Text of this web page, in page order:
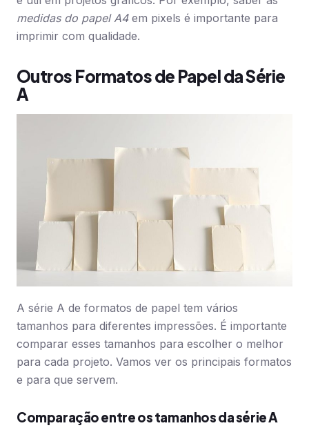
medidas do papel A4em pixels é importante para
imprimir com qualidade.
Outros Formatos de Papel da Série
A
A série A de formatos de papel tem vários
tamanhos para diferentes impressões. É importante
comparar esses tamanhos para escolher o melhor
para cada projeto. Vamos ver os principais formatos
e para que servem.
Comparação entre os tamanhos da série A